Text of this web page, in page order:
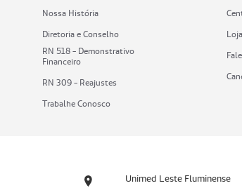
Nossa História
Diretoria e Conselho
RN 518 - Demonstrativo
Financeiro
RN 309 - Reajustes
Trabalhe Conosco
Unimed Leste Fluminense